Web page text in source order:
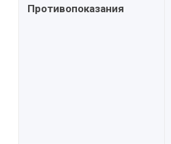
Противопоказания